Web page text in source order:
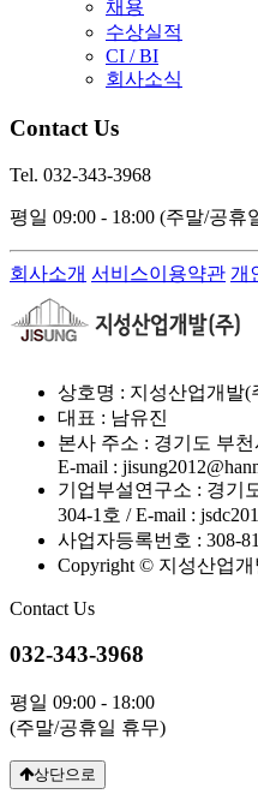
채용
수상실적
CI / BI
회사소식
Contact Us
Tel. 032-343-3968
평일 09:00 - 18:00 (주말/공휴
회사소개 서비스이용약관 개
상호명 : 지성산업개발(
대표 : 남유진
본사 주소 : 경기도 부
E-mail :
기업부설연구소 : 경기
304-1호 / E-mail :
사업자등록번호 : 308-
Copyright © 지성산업개
Contact Us
032-343-3968
평일 09:00 - 18:00
(주말/공휴일 휴무)
상단으로